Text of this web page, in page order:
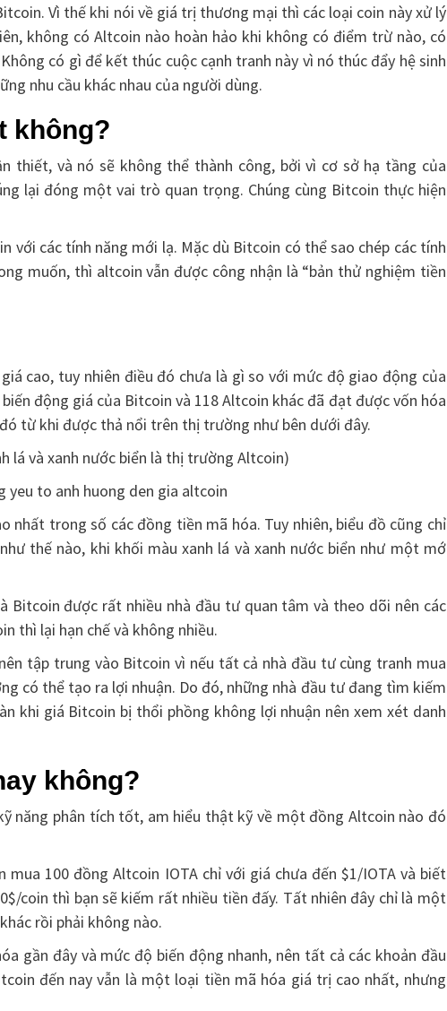
Vì thế khi nói về giá trị thương mại thì các loại coin này xử lý
không có Altcoin nào hoàn hảo khi không có điểm trừ nào, có
có gì để kết thúc cuộc cạnh tranh này vì nó thúc đẩy hệ sinh
nhu cầu khác nhau của người dùng.
không?
thiết, và nó sẽ không thể thành công, bởi vì cơ sở hạ tầng của
lại đóng một vai trò quan trọng. Chúng cùng Bitcoin thực hiện
với các tính năng mới lạ. Mặc dù Bitcoin có thể sao chép các tính
muốn, thì altcoin vẫn được công nhận là “bản thử nghiệm tiền
cao, tuy nhiên điều đó chưa là gì so với mức độ giao động của
động giá của Bitcoin và 118 Altcoin khác đã đạt được vốn hóa
từ khi được thả nổi trên thị trường như bên dưới đây.
lá và xanh nước biển là thị trường Altcoin)
nhất trong số các đồng tiền mã hóa. Tuy nhiên, biểu đồ cũng chỉ
thế nào, khi khối màu xanh lá và xanh nước biển như một mớ
được rất nhiều nhà đầu tư quan tâm và theo dõi nên các
thì lại hạn chế và không nhiều.
tập trung vào Bitcoin vì nếu tất cả nhà đầu tư cùng tranh mua
có thể tạo ra lợi nhuận. Do đó, những nhà đầu tư đang tìm kiếm
khi giá Bitcoin bị thổi phồng không lợi nhuận nên xem xét danh
không?
năng phân tích tốt, am hiểu thật kỹ về một đồng Altcoin nào đó
100 đồng Altcoin IOTA chỉ với giá chưa đến $1/IOTA và biết
coin thì bạn sẽ kiếm rất nhiều tiền đấy. Tất nhiên đây chỉ là một
rồi phải không nào.
gần đây và mức độ biến động nhanh, nên tất cả các khoản đầu
đến nay vẫn là một loại tiền mã hóa giá trị cao nhất, nhưng